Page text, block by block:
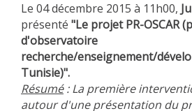
Le 04 décembre 2015 à 11h00,
présenté "Le projet PR-OSCAR
d'observatoire
recherche/enseignement/
Tunisie)".
Résumé: La première
autour d'une présentation du